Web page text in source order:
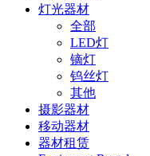
灯光器材
全部
LED灯
镝灯
钨丝灯
其他
摄影器材
移动器材
器材租赁